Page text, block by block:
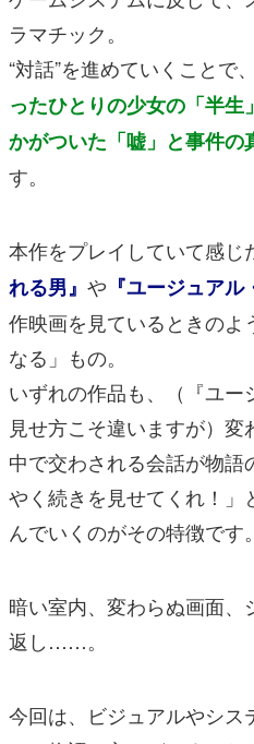
ラマチック。
“対話”を進めていくことで、
ったひとりの少女の「半
かがついた「嘘」と事件の
す。
本作をプレイしていて感じ
れる男』 や 『ユージュアル
作映画を見ているときのよ
なる」もの。
いずれの作品も、（『ユ
見せ方こそ違いますが）
中で交わされる会話が物
やく続きを見せてくれ！
んでいくのがその特徴です。
暗い室内、変わらぬ画面、
返し……。
今回は、ビジュアルやシス